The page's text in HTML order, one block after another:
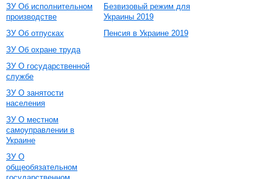
ЗУ Об исполнительном
производстве
ЗУ Об отпусках
ЗУ Об охране труда
ЗУ О государственной
службе
ЗУ О занятости
населения
ЗУ О местном
самоуправлении в
Украине
ЗУ О
общеобязательном
Безвизовый режим для
Украины 2019
Пенсия в Украине 2019